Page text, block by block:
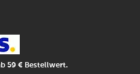
59 € Bestellwert.